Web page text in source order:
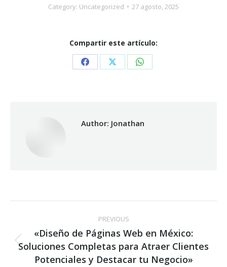
Category: Uncategorized 27 agosto, 2025
Compartir este artículo:
Share Share Share
Author: Jonathan
navigation
PREVIOUS
Previous
post:
«Diseño de Páginas Web en México:
Soluciones Completas para Atraer Clientes
Potenciales y Destacar tu Negocio»